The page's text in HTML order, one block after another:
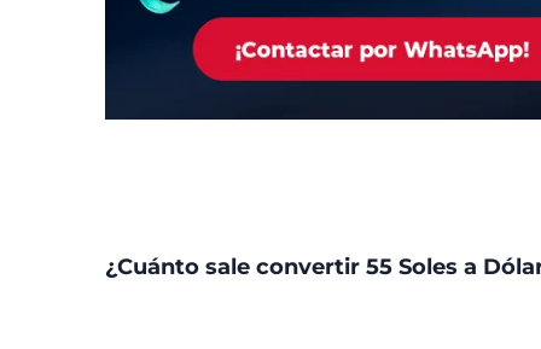
¿Cuánto sale convertir 55 Soles a